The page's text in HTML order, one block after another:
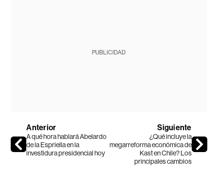
PUBLICIDAD
Anterior
A qué hora hablará Abelardo
de la Espriella en la
investidura presidencial hoy
Siguiente
¿Qué incluye la
megarreforma económica de
Kast en Chile? Los
principales cambios